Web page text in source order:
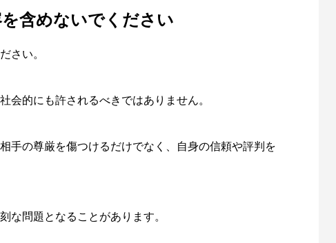
を含めないでください
さい。
会的にも許されるべきではありません。
手の尊厳を傷つけるだけでなく、自身の信頼や評判を
な問題となることがあります。